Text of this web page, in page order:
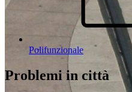
Polifunzionale
Problemi in città